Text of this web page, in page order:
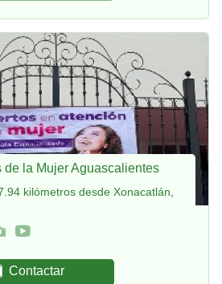
de la Mujer Aguascalientes
kilómetros desde Xonacatlán,
Contactar